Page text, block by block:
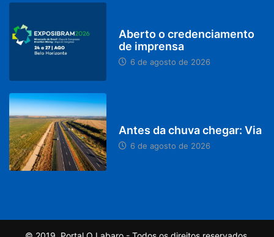
Aberto o credenciamento
de imprensa
6 de agosto de 2026
Antes da chuva chegar: Via
6 de agosto de 2026